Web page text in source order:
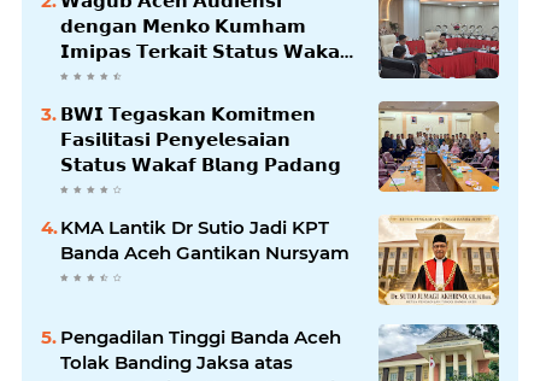
𝗱𝗲𝗻𝗴𝗮𝗻 𝗠𝗲𝗻𝗸𝗼 𝗞𝘂𝗺𝗵𝗮𝗺
𝗜𝗺𝗶𝗽𝗮𝘀 𝗧𝗲𝗿𝗸𝗮𝗶𝘁 𝗦𝘁𝗮𝘁𝘂𝘀 𝗪𝗮𝗸𝗮𝗳
𝗕𝗹𝗮𝗻𝗴𝗽𝗮𝗱𝗮𝗻𝗴
𝗕𝗪𝗜 𝗧𝗲𝗴𝗮𝘀𝗸𝗮𝗻 𝗞𝗼𝗺𝗶𝘁𝗺𝗲𝗻
𝗙𝗮𝘀𝗶𝗹𝗶𝘁𝗮𝘀𝗶 𝗣𝗲𝗻𝘆𝗲𝗹𝗲𝘀𝗮𝗶𝗮𝗻
𝗦𝘁𝗮𝘁𝘂𝘀 𝗪𝗮𝗸𝗮𝗳 𝗕𝗹𝗮𝗻𝗴 𝗣𝗮𝗱𝗮𝗻𝗴
KMA Lantik Dr Sutio Jadi KPT
Banda Aceh Gantikan Nursyam
Pengadilan Tinggi Banda Aceh
Tolak Banding Jaksa atas